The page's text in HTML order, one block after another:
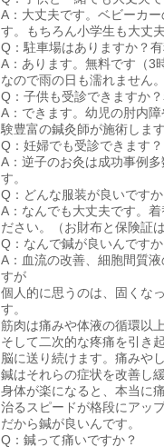
A：大丈夫です。ベビーカ
す。もちろん小学生も大丈
Q：駐車場はありますか？有
A：あります。無料です（3
なので雨の日も濡れません。
Q：子供も受診できますか
A：できます。幼児の肘内
験豊富の鍼灸師が施術します
Q：妊婦でも受診できます？
A：逆子のお灸は成功事例
す。
Q：どんな服装が良いですか
A：なんでも大丈夫です。
ださい。（お財布と保険証
Q：なんで鍼が良いんですか
A：血流の改善、細胞間質
すが
個人的に思うのは、固くな
す。
筋肉は痛みや体液の循環以
そして二次的な疼痛を引き
脳に送り続けます。痛みや
鍼はそれらの症状を改善し
身体が楽になると、本当に
治るスピードが格段にアップ
だから鍼が良いんです。
Q：鍼って痛いですか？